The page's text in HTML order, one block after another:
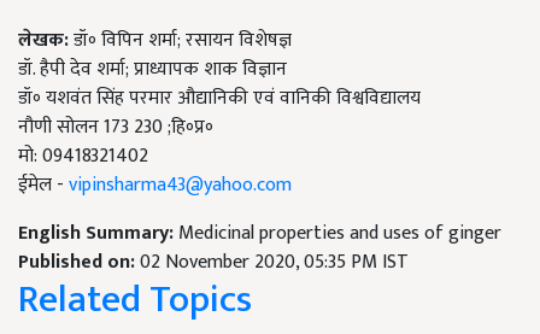
लेखक:डॉ॰ विपिन शर्मा; रसायन विशेषज्ञ
डॉ. हैपी देव शर्मा; प्राध्यापक शाक विज्ञान
डॉ॰ यशवंत सिंह परमार औद्यानिकी एवं वानिकी विश्वविद्यालय
नौणी सोलन 173 230 ;हि॰प्र॰
मो: 09418321402
ईमेल -vipinsharma43@yahoo.com
English Summary:Medicinal properties and uses of ginger
Published on:02 November 2020, 05:35 PM IST
Related Topics